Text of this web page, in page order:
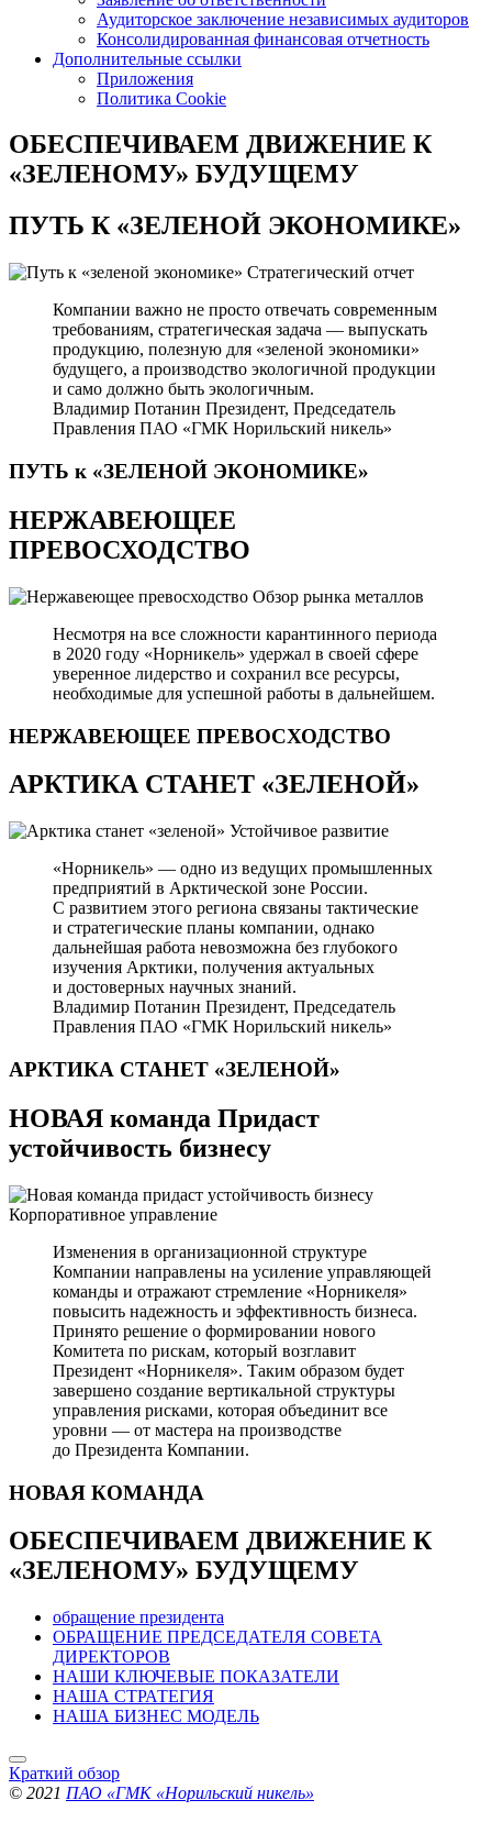
Аудиторское заключение независимых аудиторов
Консолидированная финансовая отчетность
Дополнительные ссылки
Приложения
Политика Cookie
ОБЕСПЕЧИВАЕМ ДВИЖЕНИЕ К
«ЗЕЛЕНОМУ» БУДУЩЕМУ
ПУТЬ К«ЗЕЛЕНОЙ ЭКОНОМИКЕ»
Стратегический отчет
Компании важно не просто отвечать современным
требованиям, стратегическая задача — выпускать
продукцию, полезную для «зеленой экономики»
будущего, а производство экологичной продукции
и само должно быть экологичным.
Владимир Потанин Президент, Председатель
Правления ПАО «ГМК Норильский никель»
ПУТЬ к «ЗЕЛЕНОЙ ЭКОНОМИКЕ»
НЕРЖАВЕЮЩЕЕ
ПРЕВОСХОДСТВО
Обзор рынка металлов
Несмотря на все сложности карантинного периода
в 2020 году «Норникель» удержал в своей сфере
уверенное лидерство и сохранил все ресурсы,
необходимые для успешной работы в дальнейшем.
НЕРЖАВЕЮЩЕЕ ПРЕВОСХОДСТВО
АРКТИКА СТАНЕТ «ЗЕЛЕНОЙ»
Устойчивое развитие
«Норникель» — одно из ведущих промышленных
предприятий в Арктической зоне России.
С развитием этого региона связаны тактические
и стратегические планы компании, однако
дальнейшая работа невозможна без глубокого
изучения Арктики, получения актуальных
и достоверных научных знаний.
Владимир Потанин Президент, Председатель
Правления ПАО «ГМК Норильский никель»
АРКТИКА СТАНЕТ «ЗЕЛЕНОЙ»
НОВАЯ команда Придаст
устойчивость бизнесу
Корпоративное управление
Изменения в организационной структуре
Компании направлены на усиление управляющей
команды и отражают стремление «Норникеля»
повысить надежность и эффективность бизнеса.
Принято решение о формировании нового
Комитета по рискам, который возглавит
Президент «Норникеля». Таким образом будет
завершено создание вертикальной структуры
управления рисками, которая объединит все
уровни — от мастера на производстве
до Президента Компании.
НОВАЯ КОМАНДА
ОБЕСПЕЧИВАЕМ ДВИЖЕНИЕ К
«ЗЕЛЕНОМУ» БУДУЩЕМУ
обращение президента
ОБРАЩЕНИЕ ПРЕДСЕДАТЕЛЯ СОВЕТА
ДИРЕКТОРОВ
НАШИ КЛЮЧЕВЫЕ ПОКАЗАТЕЛИ
НАША СТРАТЕГИЯ
НАША БИЗНЕС МОДЕЛЬ
Краткий обзор
© 2021 ПАО «ГМК «Норильский никель»